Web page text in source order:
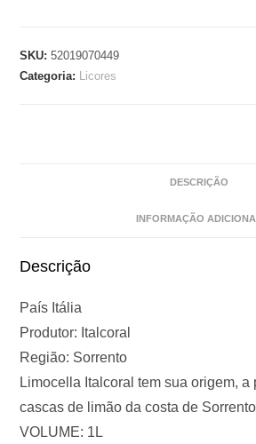
SKU:52019070449
Categoria: Licores
DESCRIÇÃO
INFORMAÇÃO
Descrição
País Itália
Produtor: Italcoral
Região: Sorrento
Limocella Italcoral tem sua origem, a
cascas de limão da costa de
VOLUME: 1L